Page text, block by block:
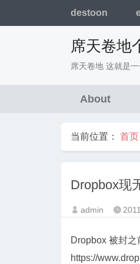
destoon
席天卷地
席天卷地 这就是
About
当前位置： 首页
Dropbox现
 admin 
Dropbox 被封
https://